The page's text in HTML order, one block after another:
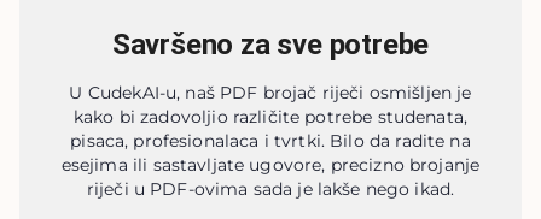
Savršeno za sve potrebe
U CudekAI-u, naš PDF brojač riječi osmišljen je
kako bi zadovoljio različite potrebe studenata,
pisaca, profesionalaca i tvrtki. Bilo da radite na
esejima ili sastavljate ugovore, precizno brojanje
riječi u PDF-ovima sada je lakše nego ikad.